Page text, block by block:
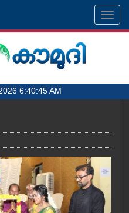
6:40:45 AM